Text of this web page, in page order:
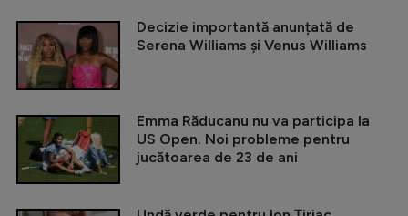
Decizie importantă anunțată de
Serena Williams și Venus Williams
Emma Răducanu nu va participa la
US Open. Noi probleme pentru
jucătoarea de 23 de ani